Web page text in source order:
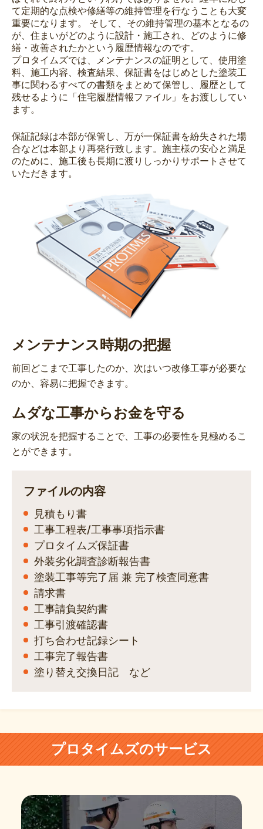
て定期的な点検や修繕等の維持管理を行なうことも大変
重要になります。 そして、その維持管理の基本となるの
が、住まいがどのように設計・施工され、どのように修
繕・改善されたかという履歴情報なのです。
プロタイムズでは、メンテナンスの証明として、使用塗
料、施工内容、検査結果、保証書をはじめとした塗装工
事に関わるすべての書類をまとめて保管し、履歴として
残せるように「住宅履歴情報ファイル」をお渡ししてい
ます。
保証記録は本部が保管し、万が一保証書を紛失された場
合などは本部より再発行致します。施主様の安心と満足
のために、施工後も長期に渡りしっかりサポートさせて
いただきます。
メンテナンス時期の把握
前回どこまで工事したのか、次はいつ改修工事が必要な
のか、容易に把握できます。
ムダな工事からお金を守る
家の状況を把握することで、工事の必要性を見極めるこ
とができます。
ファイルの内容
見積もり書
工事工程表/工事事項指示書
プロタイムズ保証書
外装劣化調査診断報告書
塗装工事等完了届 兼 完了検査同意書
請求書
工事請負契約書
工事引渡確認書
打ち合わせ記録シート
工事完了報告書
塗り替え交換日記 など
プロタイムズのサービス